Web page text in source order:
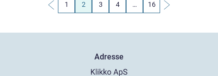
1 2 3 4 … 16
Adresse